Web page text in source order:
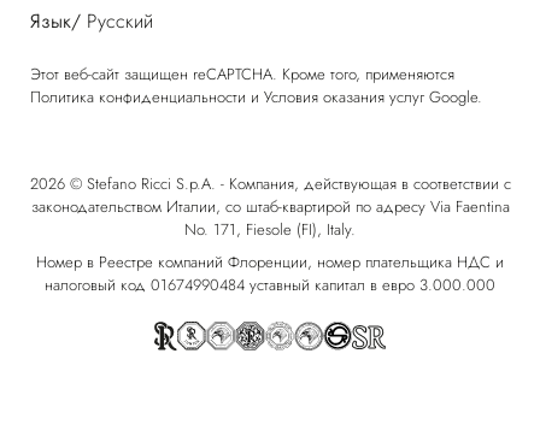
Язык/ Русский
Этот веб-сайт защищен reCAPTCHA. Кроме того, применяются
Политика конфиденциальности и Условия оказания услуг Google.
2026 © Stefano Ricci S.p.A. - Компания, действующая в соответствии с
законодательством Италии, со штаб-квартирой по адресу Via Faentina
No. 171, Fiesole (FI), Italy.
Номер в Реестре компаний Флоренции, номер плательщика НДС и
налоговый код 01674990484 уставный капитал в евро 3.000.000